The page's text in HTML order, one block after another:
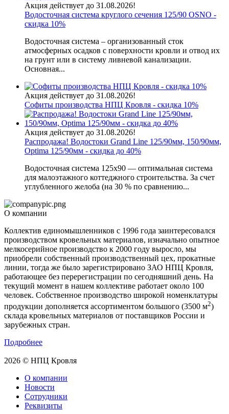
Акция действует до 31.08.2026!
Водосточная система круглого сечения 125/90 OSNO -
скидка 10%
Водосточная система – организованный сток
атмосферных осадков с поверхности кровли и отвод их
на грунт или в систему ливневой канализации.
Основная...
Акция действует до 31.08.2026!
Софиты производства НПЦ Кровля - скидка 10%
Акция действует до 31.08.2026!
Распродажа! Водостоки Grand Line 125/90мм, 150/90мм,
Optima 125/90мм - скидка до 40%
Водосточная система 125х90 — оптимальная система
для малоэтажного коттеджного строительства. За счет
углубленного желоба (на 30 % по сравнению...
О компании
Коллектив единомышленников с 1996 года заинтересовался
производством кровельных материалов, изначально опытное
мелкосерийное производство к 2000 году выросло, мы
приобрели собственный производственный цех, прокатные
линии, тогда же было зарегистрировано ЗАО НПЦ Кровля,
работающее без перерегистрации по сегодняшний день. На
текущий момент в нашем коллективе работает около 100
человек. Собственное производство широкой номенклатуры
продукции дополняется ассортиментом большого (3500 м2)
склада кровельных материалов от поставщиков России и
зарубежных стран.
Подробнее
2026 © НПЦ Кровля
О компании
Новости
Сотрудники
Реквизиты